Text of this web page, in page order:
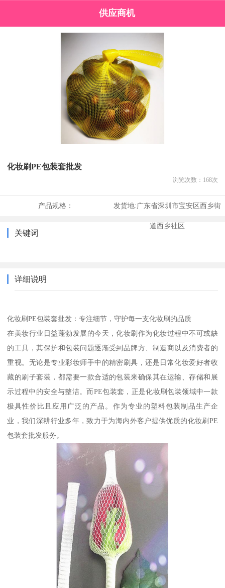
供应商机
化妆刷PE包装套批发
浏览次数： 168次
产品规格： 发货地:广东省深圳市宝安区西乡街
道西乡社区
关键词
详细说明
化妆刷PE包装套批发：专注细节，守护每一支化妆刷的品质
在美妆行业日益蓬勃发展的今天，化妆刷作为化妆过程中不可或缺
的工具，其保护和包装问题逐渐受到品牌方、制造商以及消费者的
重视。无论是专业彩妆师手中的精密刷具，还是日常化妆爱好者收
藏的刷子套装，都需要一款合适的包装来确保其在运输、存储和展
示过程中的安全与整洁。而PE包装套，正是化妆刷包装领域中一款
极具性价比且应用广泛的产品。作为专业的塑料包装制品生产企
业，我们深耕行业多年，致力于为海内外客户提供优质的化妆刷PE
包装套批发服务。